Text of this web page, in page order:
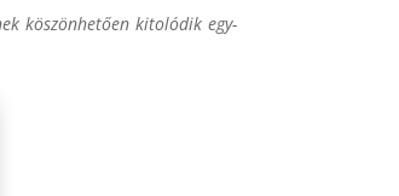
köszönhetően kitolódik egy-